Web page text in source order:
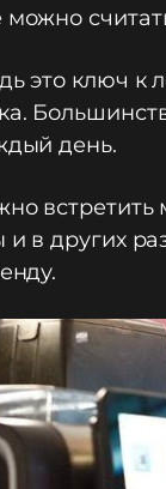
это ключ к
день.
и в других